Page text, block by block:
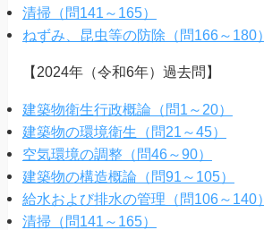
清掃（問141～165）
ねずみ、昆虫等の防除（問166～180）
【2024年（令和6年）過去問】
建築物衛生行政概論（問1～20）
建築物の環境衛生（問21～45）
空気環境の調整（問46～90）
建築物の構造概論（問91～105）
給水および排水の管理（問106～140）
清掃（問141～165）